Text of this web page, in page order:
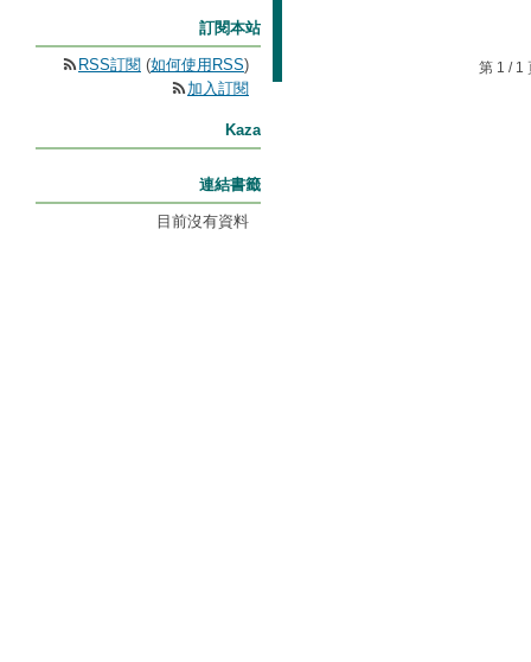
第 1 /
訂閱本站
RSS訂閱 (如何使用RSS)
加入訂閱
Kaza
連結書籤
目前沒有資料